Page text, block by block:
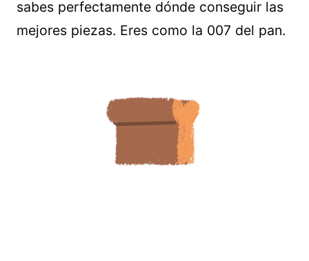
sabes perfectamente dónde conseguir las
mejores piezas. Eres como la 007 del pan.